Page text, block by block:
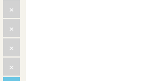
×
×
×
×